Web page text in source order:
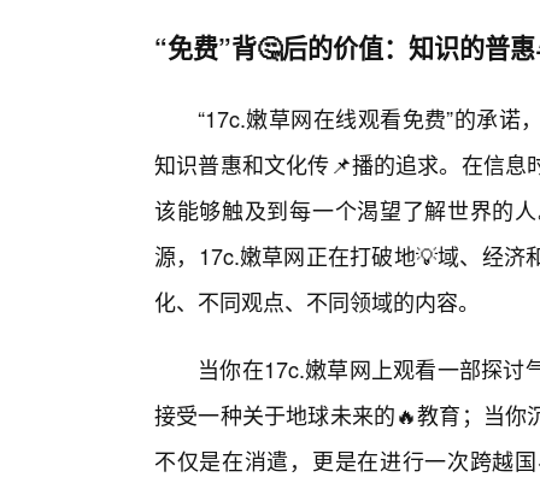
“免费”背🤔后的价值：知识的普
“17c.嫩草网在线观看免费”的承诺
知识普惠和文化传📌播的追求。在信
该能够触及到每一个渴望了解世界的
源，17c.嫩草网正在打破地💡域、经
化、不同观点、不同领域的内容。
当你在17c.嫩草网上观看一部探讨
接受一种关于地球未来的🔥教育；当
不仅是在消遣，更是在进行一次跨越